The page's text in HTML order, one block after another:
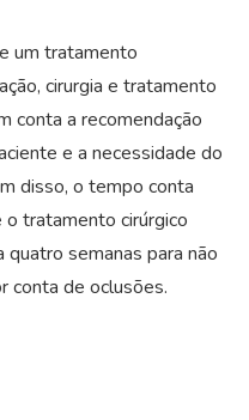
um tratamento
cirurgia e tratamento
conta a recomendação
e a necessidade do
disso, o tempo conta
o tratamento cirúrgico
semanas para não
conta de oclusões.